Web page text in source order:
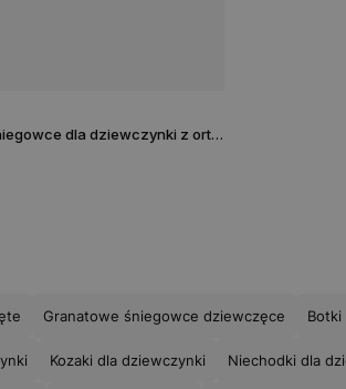
Czarno-różowe śniegowce dla dziewczynki z ortalionową cholewką BARTEK 85007-11
Granatowe śniegowce dziewczęce Botki
Kozaki dla dziewczynki Niechodki dla